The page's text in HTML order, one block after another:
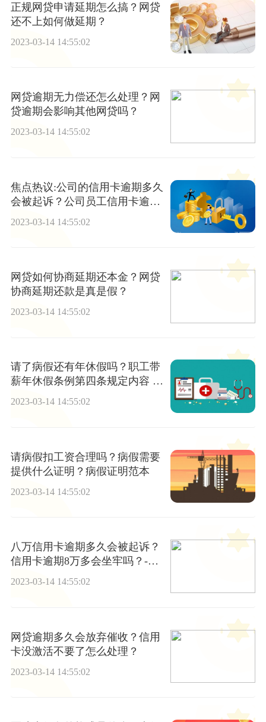
正规网贷申请延期怎么搞？网贷
还不上如何做延期？
2023-03-14 14:55:02
网贷逾期无力偿还怎么处理？网
贷逾期会影响其他网贷吗？
2023-03-14 14:55:02
焦点热议:公司的信用卡逾期多久
会被起诉？公司员工信用卡逾期
2023-03-14 14:55:02
网贷如何协商延期还本金？网贷
协商延期还款是真是假？
2023-03-14 14:55:02
请了病假还有年休假吗？职工带
薪年休假条例第四条规定内容 最
新医院病假条范文
2023-03-14 14:55:02
请病假扣工资合理吗？病假需要
提供什么证明？病假证明范本
2023-03-14 14:55:02
八万信用卡逾期多久会被起诉？
信用卡逾期8万多会坐牢吗？-环
球观速讯
2023-03-14 14:55:02
网贷逾期多久会放弃催收？信用
卡没激活不要了怎么处理？
2023-03-14 14:55:02